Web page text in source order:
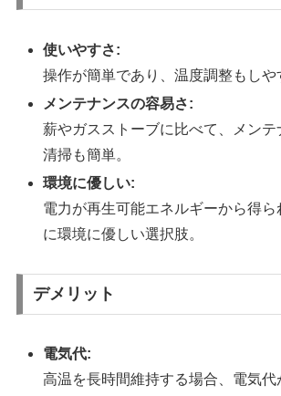
使いやすさ:
操作が簡単であり、温度調整もしや
メンテナンスの容易さ:
薪やガスストーブに比べて、メンテ
清掃も簡単。
環境に優しい:
電力が再生可能エネルギーから得ら
に環境に優しい選択肢。
デメリット
電気代:
高温を長時間維持する場合、電気